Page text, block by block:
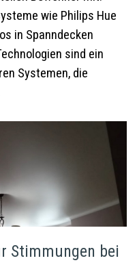
wie Philips Hue
in Spanndecken
sind ein
Systemen, die
Stimmungen bei